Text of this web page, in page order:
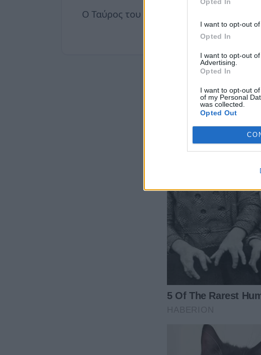
I want to opt-out
Opted In
I want to opt-out
Advertising.
Opted In
I want to opt-out
of my Personal
was collected.
Opted Out
Ο Ταύρος του 2026 είναι πιο δυνατός